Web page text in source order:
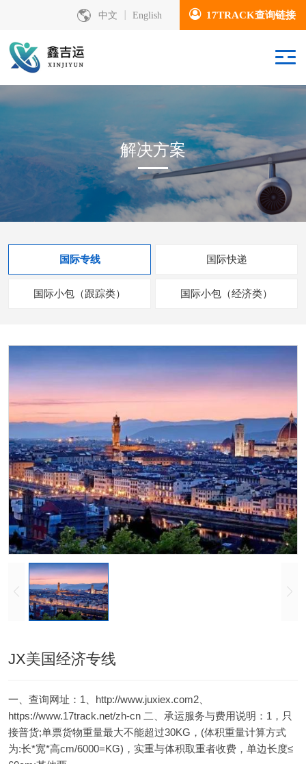
中文 English 17TRACK查询链接
解决方案
国际专线 国际快递
国际小包（跟踪类） 国际小包（经济类）
JX美国经济专线
一、查询网址：1、http://www.juxiex.com2、
https://www.17track.net/zh-cn 二、承运服务与费用说明：1，只
接普货;单票货物重量最大不能超过30KG，(体积重量计算方式
为:长*宽*高cm/6000=KG)，实重与体积取重者收费，单边长度≤